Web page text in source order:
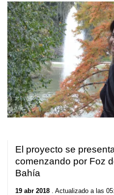
El proyecto se
comenzando por Foz
Bahía
19 abr 2018 . Actualizado a las